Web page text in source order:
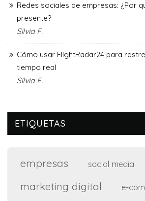
Redes sociales de empresas: ¿Por
presente?
Silvia F.
Cómo usar FlightRadar24 para
tiempo real
Silvia F.
ETIQUETAS
empresas social media
marketing digital e-